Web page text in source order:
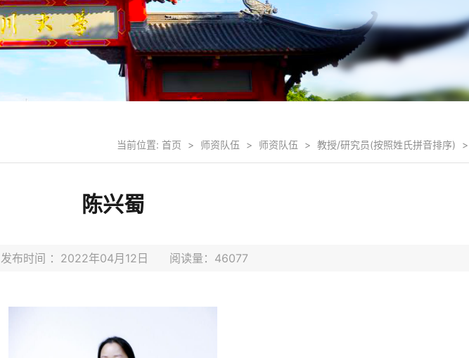
当前位置: 首页 > 师资队伍 > 师资队伍 > 教授/研究员(按照姓氏拼音排序) >
陈兴蜀
发布时间 ：2022年04月12日 阅读量： 46077